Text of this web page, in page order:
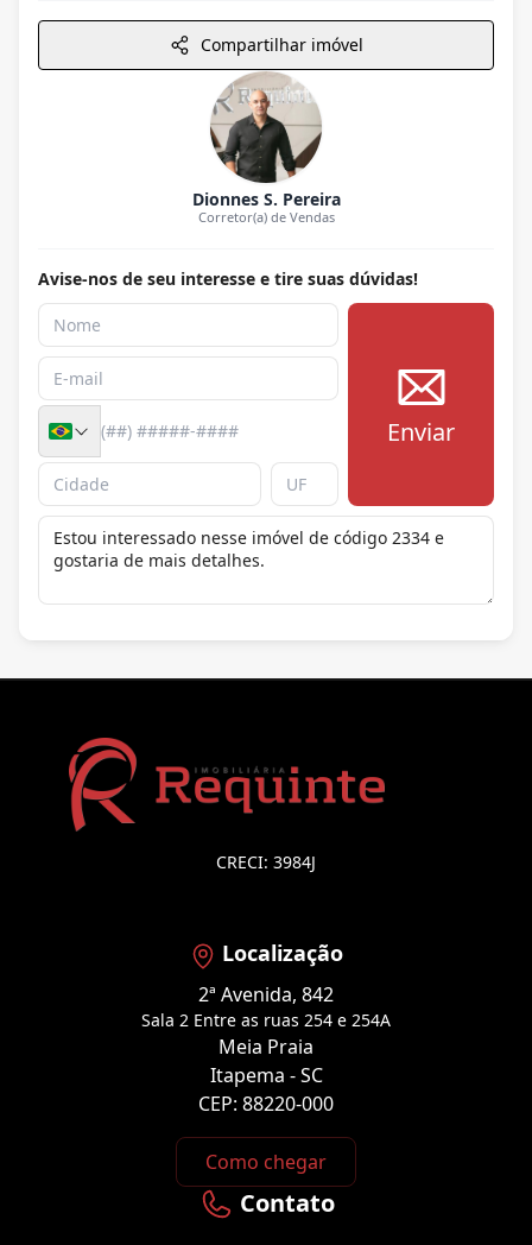
Compartilhar imóvel
Dionnes S. Pereira
Corretor(a) de Vendas
Avise-nos de seu interesse e tire suas dúvidas!
Enviar
CRECI: 3984J
Localização
2ª Avenida, 842
Sala 2 Entre as ruas 254 e 254A
Meia Praia
Itapema - SC
CEP: 88220-000
Como chegar
Contato